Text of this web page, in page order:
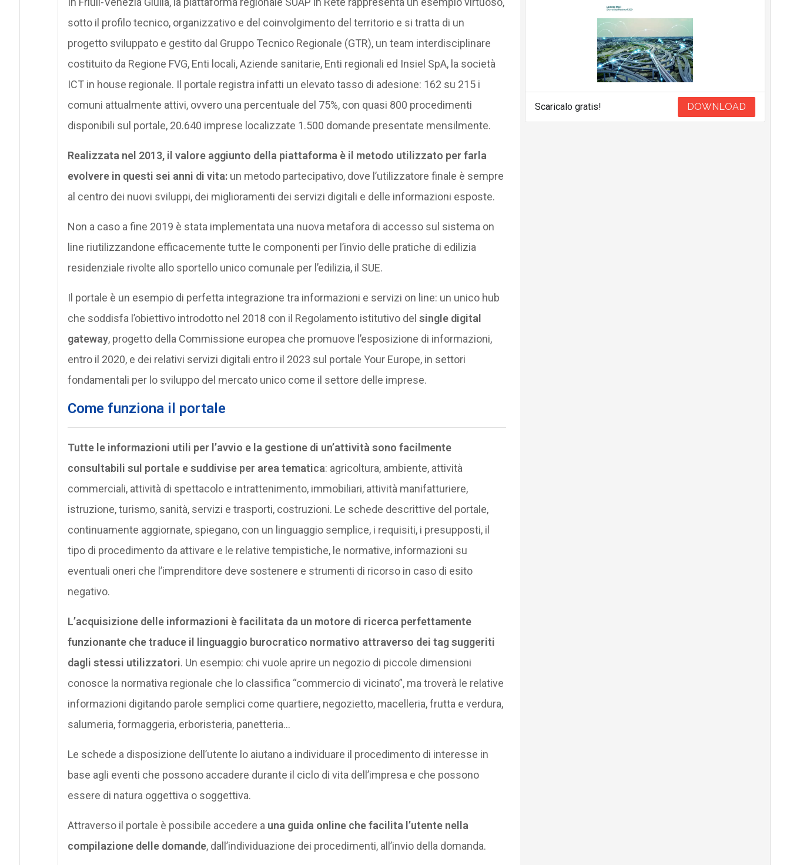
sotto il profilo tecnico, organizzativo e del coinvolgimento del territorio e si tratta di un
progetto sviluppato e gestito dal Gruppo Tecnico Regionale (GTR), un team interdisciplinare
costituito da Regione FVG, Enti locali, Aziende sanitarie, Enti regionali ed Insiel SpA, la società
ICT in house regionale. Il portale registra infatti un elevato tasso di adesione: 162 su 215 i
comuni attualmente attivi, ovvero una percentuale del 75%, con quasi 800 procedimenti
disponibili sul portale, 20.640 imprese localizzate 1.500 domande presentate mensilmente.
Realizzata nel 2013, il valore aggiunto della piattaforma è il metodo utilizzato per farla
evolvere in questi sei anni di vita:un metodo partecipativo, dove l’utilizzatore finale è sempre
al centro dei nuovi sviluppi, dei miglioramenti dei servizi digitali e delle informazioni esposte.
Non a caso a fine 2019 è stata implementata una nuova metafora di accesso sul sistema on
line riutilizzandone efficacemente tutte le componenti per l’invio delle pratiche di edilizia
residenziale rivolte allo sportello unico comunale per l’edilizia, il SUE.
Il portale è un esempio di perfetta integrazione tra informazioni e servizi on line: un unico hub
che soddisfa l’obiettivo introdotto nel 2018 con il Regolamento istitutivo del single digital
gateway, progetto della Commissione europea che promuove l’esposizione di informazioni,
entro il 2020, e dei relativi servizi digitali entro il 2023 sul portale Your Europe, in settori
fondamentali per lo sviluppo del mercato unico come il settore delle imprese.
Come funziona il portale
Tutte le informazioni utili per l’avvio e la gestione di un’attività sono facilmente
consultabili sul portale e suddivise per area tematica: agricoltura, ambiente, attività
commerciali, attività di spettacolo e intrattenimento, immobiliari, attività manifatturiere,
istruzione, turismo, sanità, servizi e trasporti, costruzioni. Le schede descrittive del portale,
continuamente aggiornate, spiegano, con un linguaggio semplice, i requisiti, i presupposti, il
tipo di procedimento da attivare e le relative tempistiche, le normative, informazioni su
eventuali oneri che l’imprenditore deve sostenere e strumenti di ricorso in caso di esito
negativo.
L’acquisizione delle informazioni è facilitata da un motore di ricerca perfettamente
funzionante che traduce il linguaggio burocratico normativo attraverso dei tag suggeriti
dagli stessi utilizzatori. Un esempio: chi vuole aprire un negozio di piccole dimensioni
conosce la normativa regionale che lo classifica “commercio di vicinato”, ma troverà le relative
informazioni digitando parole semplici come quartiere, negozietto, macelleria, frutta e verdura,
salumeria, formaggeria, erboristeria, panetteria…
Le schede a disposizione dell’utente lo aiutano a individuare il procedimento di interesse in
base agli eventi che possono accadere durante il ciclo di vita dell’impresa e che possono
essere di natura oggettiva o soggettiva.
Attraverso il portale è possibile accedere a una guida online che facilita l’utente nella
compilazione delle domande, dall’individuazione dei procedimenti, all’invio della domanda.
Scaricalo gratis! DOWNLOAD